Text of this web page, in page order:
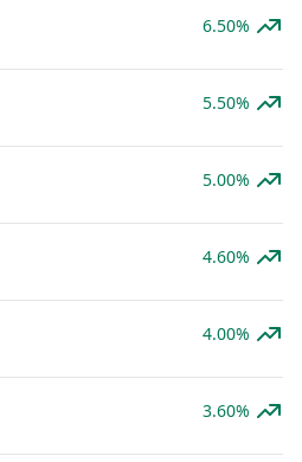
6.50%
5.50%
5.00%
4.60%
4.00%
3.60%